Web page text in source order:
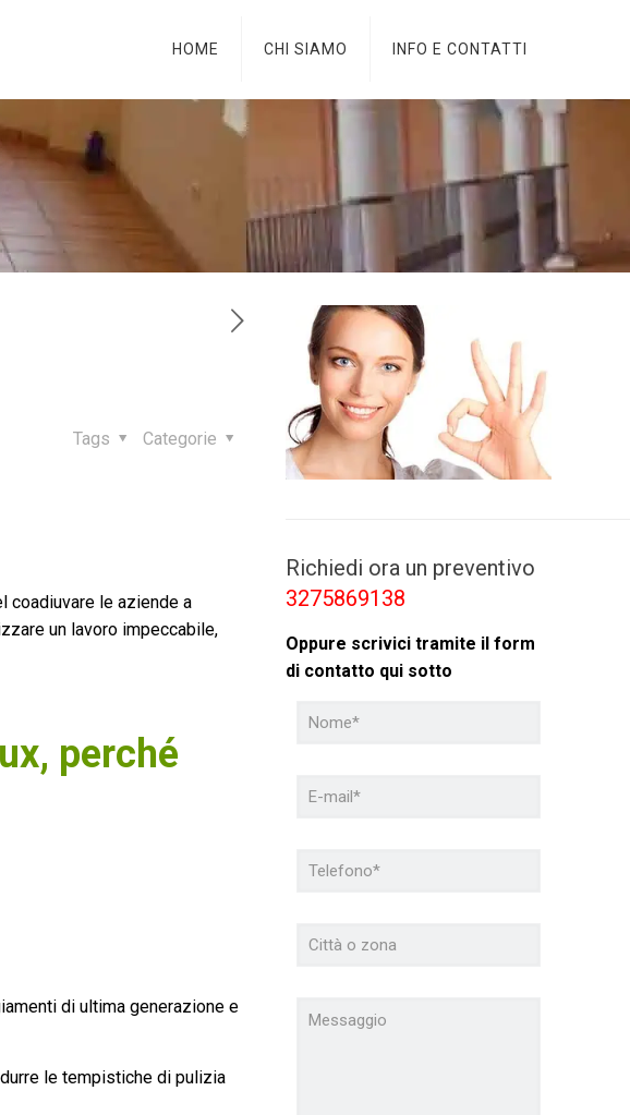
HOME CHI SIAMO INFO E CONTATTI
Categorie
Tags
coadiuvare le aziende a
un lavoro impeccabile,
perché
di ultima generazione e
le tempistiche di pulizia
Richiedi ora un preventivo
3275869138
Oppure scrivici tramite il form
di contatto qui sotto